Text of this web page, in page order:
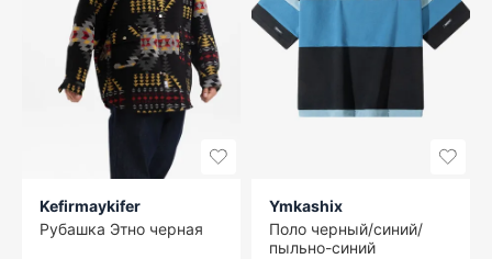
Kefirmaykifer
Рубашка Этно черная
Ymkashix
Поло черный/синий/
пыльно-синий